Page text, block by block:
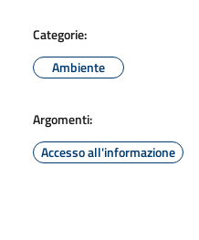
Categorie:
Ambiente
Argomenti:
Accesso all'informazione